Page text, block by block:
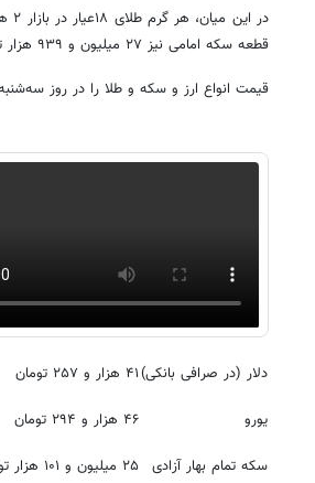
قطعه سکه امامی نیز ۲۷ میلیون و ۹۳۹ هزار تومان بود.
قیمت انواع ارز و سکه و طلا را در روز سه‌شنبه، بیست و هفتم
دلار (در صرافی بانکی)۴۱ هزار و ۲۵۷ تومان
یورو ۴۶ هزار و ۲۹۴ تومان
سکه تمام بهار آزادی ۲۵ میلیون و ۱۰۱ هزار تومان